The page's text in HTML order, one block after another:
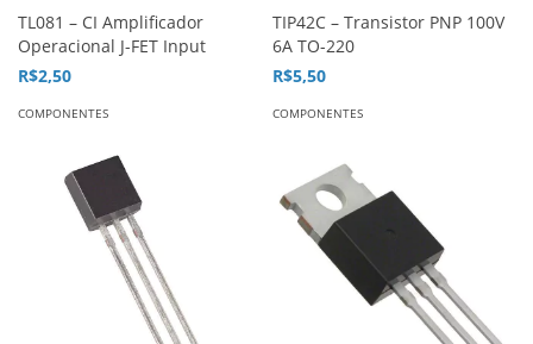
TL081 – CI Amplificador
Operacional J-FET Input
R$2,50
COMPONENTES
TIP42C – Transistor PNP 100V
6A TO-220
R$5,50
COMPONENTES